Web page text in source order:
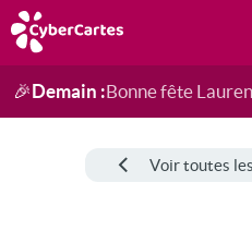
Anniversaire
Fête du jour
Amour
Amitié
Merci
Toutes les cartes
🎉Demain :Bonne fête
Voir toutes